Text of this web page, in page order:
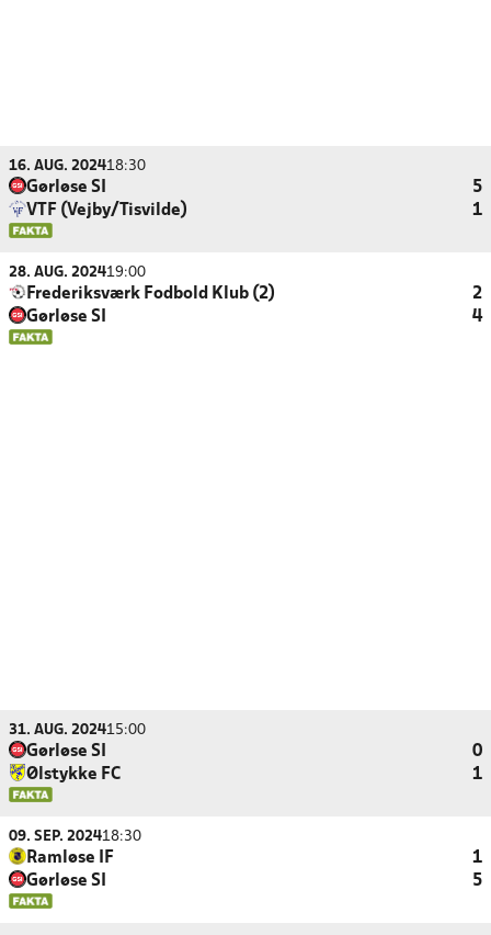
16. AUG. 202418:30
Gørløse SI
5
VTF (Vejby/Tisvilde)
1
28. AUG. 202419:00
Frederiksværk Fodbold Klub (2)
2
Gørløse SI
4
31. AUG. 202415:00
Gørløse SI
0
Ølstykke FC
1
09. SEP. 202418:30
Ramløse IF
1
Gørløse SI
5